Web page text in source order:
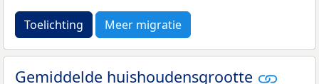
Toelichting Meer migratie
Gemiddelde huishoudensgrootte